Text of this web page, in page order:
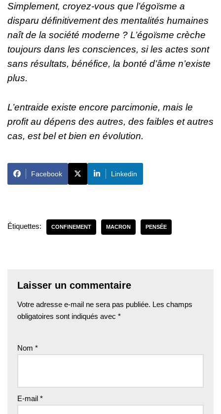
Simplement, croyez-vous que l’égoïsme a
disparu définitivement des mentalités humaines
naît de la société moderne ? L’égoïsme crèche
toujours dans les consciences, si les actes sont
sans résultats, bénéfice, la bonté d’âme n’existe
plus.
L’entraide existe encore parcimonie, mais le
profit au dépens des autres, des faibles et autres
cas, est bel et bien en évolution.
Facebook Linkedin
Étiquettes: CONFINEMENT MACRON PENSÉE
Laisser un commentaire
Votre adresse e-mail ne sera pas publiée. Les champs
obligatoires sont indiqués avec *
Nom *
E-mail *